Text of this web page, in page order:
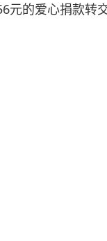
元的爱心捐款转